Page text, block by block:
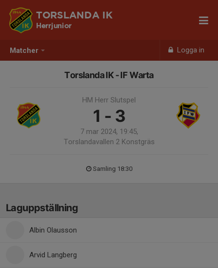
Matcher Logga in
TORSLANDA IK
Herrjunior
Torslanda IK - IF Warta
HM Herr Slutspel
1 - 3
7 mar 2024, 19:45,
Torslandavallen 2 Konstgräs
Samling 18:30
Laguppställning
Albin Olausson
Arvid Langberg